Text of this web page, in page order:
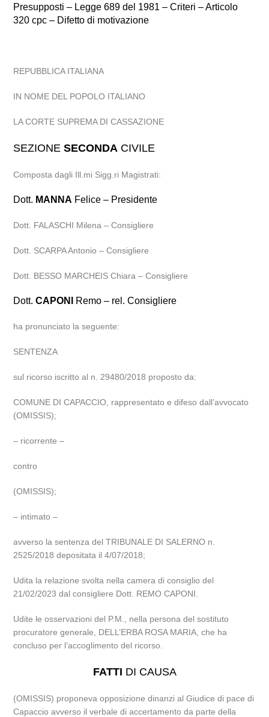
Presupposti – Legge 689 del 1981 – Criteri – Articolo
320 cpc – Difetto di motivazione
REPUBBLICA ITALIANA
IN NOME DEL POPOLO ITALIANO
LA CORTE SUPREMA DI CASSAZIONE
SEZIONESECONDA CIVILE
Composta dagli Ill.mi Sigg.ri Magistrati:
Dott. MANNA Felice – Presidente
Dott. FALASCHI Milena – Consigliere
Dott. SCARPA Antonio – Consigliere
Dott. BESSO MARCHEIS Chiara – Consigliere
Dott.CAPONI Remo – rel. Consigliere
ha pronunciato la seguente:
SENTENZA
sul ricorso iscritto al n. 29480/2018 proposto da:
COMUNE DI CAPACCIO, rappresentato e difeso dall’avvocato
(OMISSIS);
– ricorrente –
contro
(OMISSIS);
– intimato –
avverso la sentenza del TRIBUNALE DI SALERNO n.
2525/2018 depositata il 4/07/2018;
Udita la relazione svolta nella camera di consiglio del
21/02/2023 dal consigliere Dott. REMO CAPONI.
Udite le osservazioni del P.M., nella persona del sostituto
procuratore generale, DELL’ERBA ROSA MARIA, che ha
concluso per l’accoglimento del ricorso.
FATTI DI CAUSA
(OMISSIS) proponeva opposizione dinanzi al Giudice di pace di
Capaccio avverso il verbale di accertamento da parte della